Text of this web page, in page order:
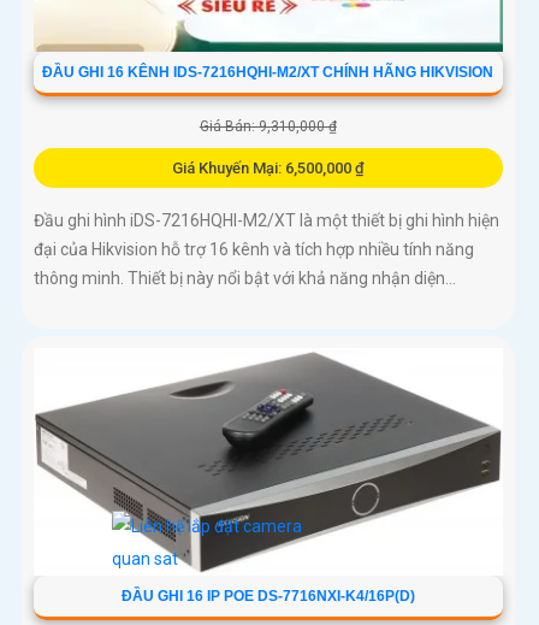
ĐẦU GHI 16 KÊNH IDS-7216HQHI-M2/XT CHÍNH HÃNG HIKVISION
Giá Bán: 9,310,000 ₫
Giá Khuyến Mại: 6,500,000 ₫
Đầu ghi hình iDS-7216HQHI-M2/XT là một thiết bị ghi hình hiện
đại của Hikvision hỗ trợ 16 kênh và tích hợp nhiều tính năng
thông minh. Thiết bị này nổi bật với khả năng nhận diện...
ĐẦU GHI 16 IP POE DS-7716NXI-K4/16P(D)